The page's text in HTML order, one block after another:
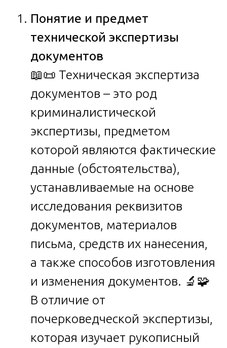
Понятие и предмет
технической экспертизы
документов
📖📜 Техническая экспертиза
документов – это род
криминалистической
экспертизы, предметом
которой являются фактические
данные (обстоятельства),
устанавливаемые на основе
исследования реквизитов
документов, материалов
письма, средств их нанесения,
а также способов изготовления
и изменения документов. 🔬🧩
В отличие от
почерковедческой экспертизы,
которая изучает рукописный